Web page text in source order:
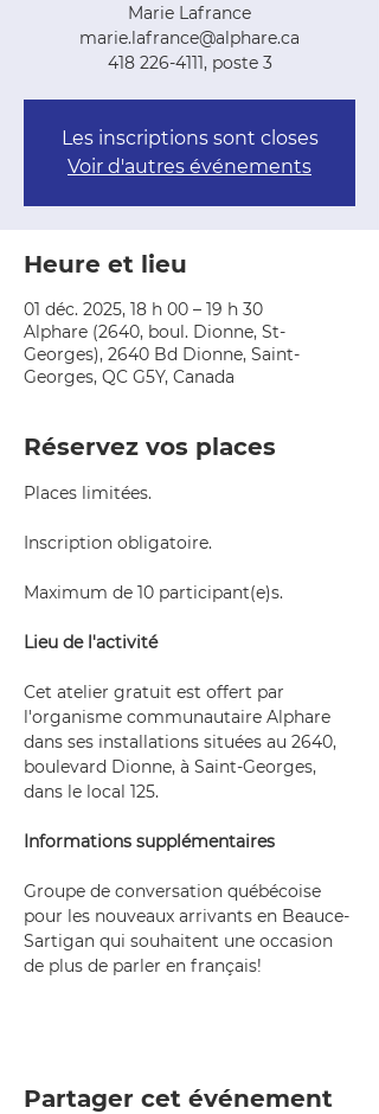
Marie Lafrance
marie.lafrance@alphare.ca
418 226-4111, poste 3
Les inscriptions sont closes
Voir d'autres événements
Heure et lieu
01 déc. 2025, 18 h 00 – 19 h 30
Alphare (2640, boul. Dionne, St-
Georges), 2640 Bd Dionne, Saint-
Georges, QC G5Y, Canada
Réservez vos places
Places limitées.
Inscription obligatoire.
Maximum de 10 participant(e)s.
Lieu de l'activité
Cet atelier gratuit est offert par
l'organisme communautaire Alphare
dans ses installations situées au 2640,
boulevard Dionne, à Saint-Georges,
dans le local 125.
Informations supplémentaires
Groupe de conversation québécoise
pour les nouveaux arrivants en Beauce-
Sartigan qui souhaitent une occasion
de plus de parler en français!
Partager cet événement